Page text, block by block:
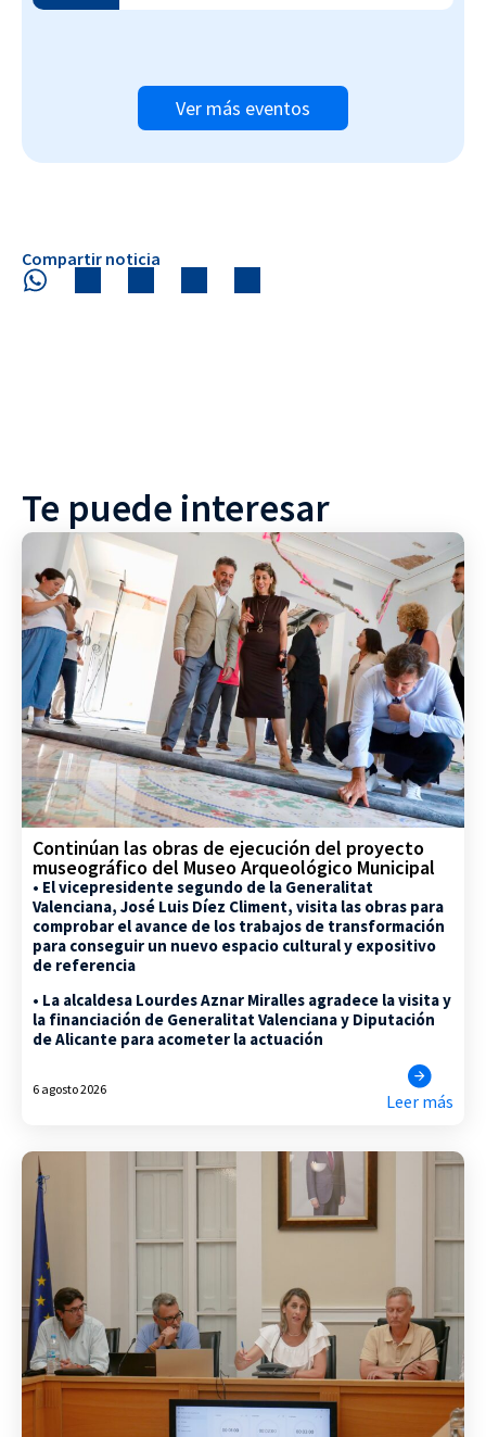
Ver más eventos
Compartir noticia
Te puede interesar
Continúan las obras de ejecución del proyecto
museográfico del Museo Arqueológico Municipal
• El vicepresidente segundo de la Generalitat
Valenciana, José Luis Díez Climent, visita las obras para
comprobar el avance de los trabajos de transformación
para conseguir un nuevo espacio cultural y expositivo
de referencia
• La alcaldesa Lourdes Aznar Miralles agradece la visita y
la financiación de Generalitat Valenciana y Diputación
de Alicante para acometer la actuación
6 agosto 2026
Leer más